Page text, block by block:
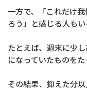
一方で、「これだけ
ろう」と感じる人もい
たとえば、週末に少
になっていたものを
その結果、抑えた分